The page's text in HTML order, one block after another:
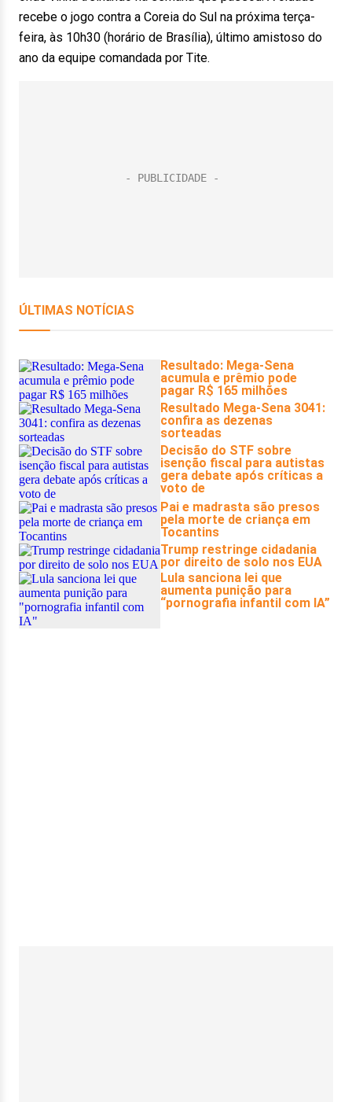
recebe o jogo contra a Coreia do Sul na próxima terça-
feira, às 10h30 (horário de Brasília), último amistoso do
ano da equipe comandada por Tite.